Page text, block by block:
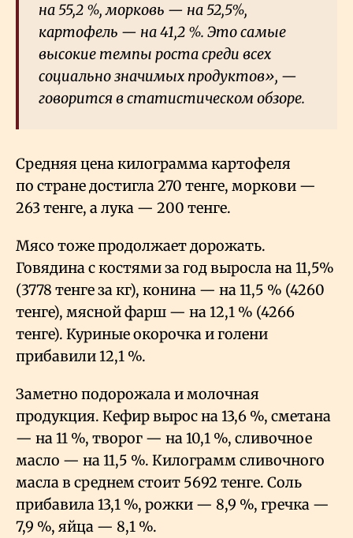
на 55,2 %, морковь — на 52,5%,
картофель — на 41,2 %. Это самые
высокие темпы роста среди всех
социально значимых продуктов», —
говорится в статистическом обзоре.
Средняя цена килограмма картофеля
по стране достигла 270 тенге, моркови —
263 тенге, а лука — 200 тенге.
Мясо тоже продолжает дорожать.
Говядина с костями за год выросла на 11,5%
(3778 тенге за кг), конина — на 11,5 % (4260
тенге), мясной фарш — на 12,1 % (4266
тенге). Куриные окорочка и голени
прибавили 12,1 %.
Заметно подорожала и молочная
продукция. Кефир вырос на 13,6 %, сметана
— на 11 %, творог — на 10,1 %, сливочное
масло — на 11,5 %. Килограмм сливочного
масла в среднем стоит 5692 тенге. Соль
прибавила 13,1 %, рожки — 8,9 %, гречка —
7,9 %, яйца — 8,1 %.